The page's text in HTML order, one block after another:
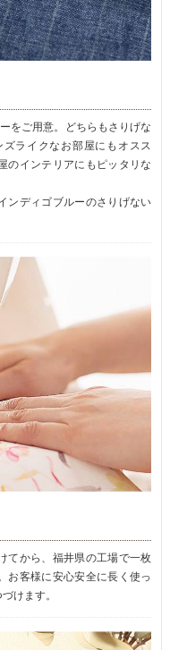
をご用意。どちらもさりげな
ライクなお部屋にもオスス
のインテリアにもピッタリな
ンディゴブルーのさりげない
てから、福井県の工場で一枚
お客様に安心安全に長く使っ
けます。